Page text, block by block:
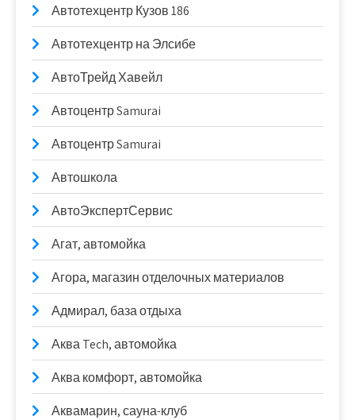
Автотехцентр Кузов 186
Автотехцентр на Элсибе
АвтоТрейд Хавейл
Автоцентр Samurai
Автоцентр Samurai
Автошкола
АвтоЭкспертСервис
Агат, автомойка
Агора, магазин отделочных материалов
Адмирал, база отдыха
Аква Tech, автомойка
Аква комфорт, автомойка
Аквамарин, сауна-клуб